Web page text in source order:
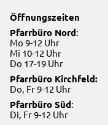
Öffnungszeiten
Pfarrbüro Nord:
Mo 9-12 Uhr
Mi 10-12 Uhr
Do 17-19 Uhr
Pfarrbüro Kirchfeld:
Do, Fr 9-12 Uhr
Pfarrbüro Süd:
Di, Fr 9-12 Uhr